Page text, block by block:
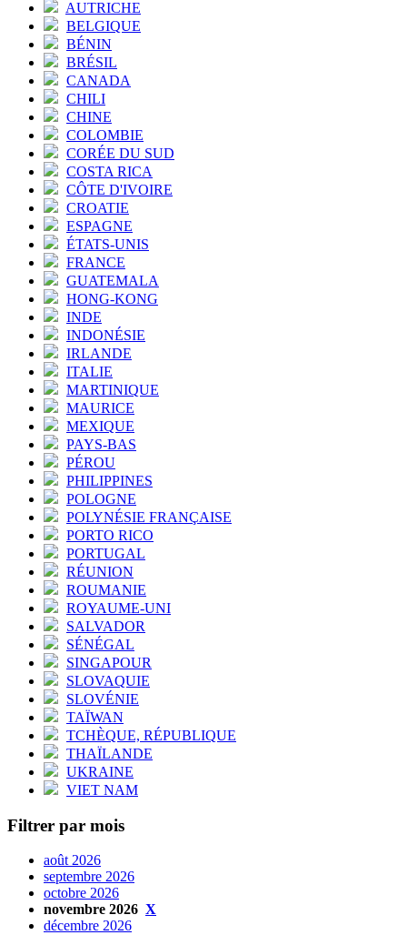
AUTRICHE
BELGIQUE
BÉNIN
BRÉSIL
CANADA
CHILI
CHINE
COLOMBIE
CORÉE DU SUD
COSTA RICA
CÔTE D'IVOIRE
CROATIE
ESPAGNE
ÉTATS-UNIS
FRANCE
GUATEMALA
HONG-KONG
INDE
INDONÉSIE
IRLANDE
ITALIE
MARTINIQUE
MAURICE
MEXIQUE
PAYS-BAS
PÉROU
PHILIPPINES
POLOGNE
POLYNÉSIE FRANÇAISE
PORTO RICO
PORTUGAL
RÉUNION
ROUMANIE
ROYAUME-UNI
SALVADOR
SÉNÉGAL
SINGAPOUR
SLOVAQUIE
SLOVÉNIE
TAÏWAN
TCHÈQUE, RÉPUBLIQUE
THAÏLANDE
UKRAINE
VIET NAM
Filtrer par mois
août 2026
septembre 2026
octobre 2026
novembre 2026 X
décembre 2026